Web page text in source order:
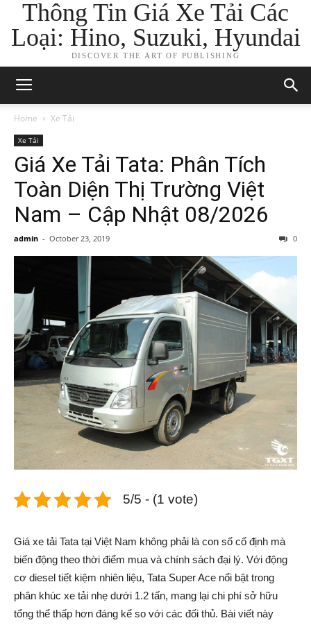
Thông Tin Giá Xe Tải Các
Loại: Hino, Suzuki, Hyundai
DISCOVER THE ART OF PUBLISHING
Home Xe Tải
Xe Tải
Giá Xe Tải Tata: Phân Tích
Toàn Diện Thị Trường Việt
Nam – Cập Nhật 08/2026
admin - October 23, 2019 0
5/5 - (1 vote)
Giá xe tải Tata tại Việt Nam không phải là con số cố định mà
biến động theo thời điểm mua và chính sách đại lý. Với động
cơ diesel tiết kiệm nhiên liệu, Tata Super Ace nổi bật trong
phân khúc xe tải nhẹ dưới 1.2 tấn, mang lại chi phí sở hữu
tổng thể thấp hơn đáng kể so với các đối thủ. Bài viết này